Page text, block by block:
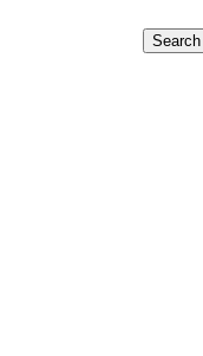
Search